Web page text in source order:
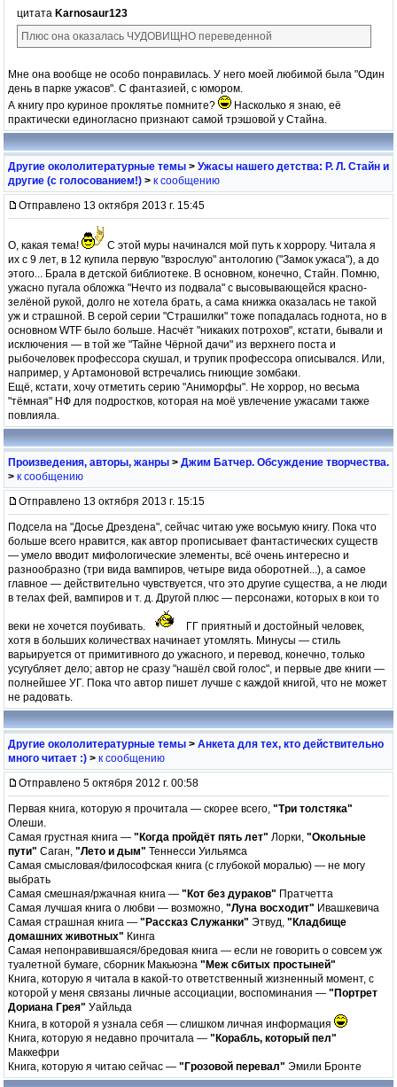
цитата Karnosaur123
Плюс она оказалась ЧУДОВИЩНО переведенной
Мне она вообще не особо понравилась. У него моей любимой была "Один
день в парке ужасов". С фантазией, с юмором.
А книгу про куриное проклятье помните?
Насколько я знаю, её
практически единогласно признают самой трэшовой у Стайна.
Другие окололитературные темы > Ужасы нашего детства: Р. Л. Стайн и
другие (с голосованием!) > к сообщению
Отправлено 13 октября 2013 г. 15:45
О, какая тема!
С этой муры начинался мой путь к хоррору. Читала я
их с 9 лет, в 12 купила первую "взрослую" антологию ("Замок ужаса"), а до
этого... Брала в детской библиотеке. В основном, конечно, Стайн. Помню,
ужасно пугала обложка "Нечто из подвала" с высовывающейся красно-
зелёной рукой, долго не хотела брать, а сама книжка оказалась не такой
уж и страшной. В серой серии "Страшилки" тоже попадалась годнота, но в
основном WTF было больше. Насчёт "никаких потрохов", кстати, бывали и
исключения — в той же "Тайне Чёрной дачи" из верхнего поста и
рыбочеловек профессора скушал, и трупик профессора описывался. Или,
например, у Артамоновой встречались гниющие зомбаки.
Ещё, кстати, хочу отметить серию "Аниморфы". Не хоррор, но весьма
"тёмная" НФ для подростков, которая на моё увлечение ужасами также
повлияла.
Произведения, авторы, жанры > Джим Батчер. Обсуждение творчества.
> к сообщению
Отправлено 13 октября 2013 г. 15:15
Подсела на "Досье Дрездена", сейчас читаю уже восьмую книгу. Пока что
больше всего нравится, как автор прописывает фантастических существ
— умело вводит мифологические элементы, всё очень интересно и
разнообразно (три вида вампиров, четыре вида оборотней...), а самое
главное — действительно чувствуется, что это другие существа, а не люди
в телах фей, вампиров и т. д. Другой плюс — персонажи, которых в кои то
веки не хочется поубивать.
ГГ приятный и достойный человек,
хотя в больших количествах начинает утомлять. Минусы — стиль
варьируется от примитивного до ужасного, и перевод, конечно, только
усугубляет дело; автор не сразу "нашёл свой голос", и первые две книги —
полнейшее УГ. Пока что автор пишет лучше с каждой книгой, что не может
не радовать.
Другие окололитературные темы > Анкета для тех, кто действительно
много читает :) > к сообщению
Отправлено 5 октября 2012 г. 00:58
Первая книга, которую я прочитала — скорее всего, "Три толстяка"
Олеши.
Самая грустная книга — "Когда пройдёт пять лет" Лорки, "Окольные
пути" Саган, "Лето и дым" Теннесси Уильямса
Самая смысловая/философская книга (с глубокой моралью) — не могу
выбрать
Самая смешная/ржачная книга — "Кот без дураков" Пратчетта
Самая лучшая книга о любви — возможно, "Луна восходит" Ивашкевича
Самая страшная книга — "Рассказ Служанки" Этвуд, "Кладбище
домашних животных" Кинга
Самая непонравившаяся/бредовая книга — если не говорить о совсем уж
туалетной бумаге, сборник Макьюэна "Меж сбитых простыней"
Книга, которую я читала в какой-то ответственный жизненный момент, с
которой у меня связаны личные ассоциации, воспоминания — "Портрет
Дориана Грея" Уайльда
Книга, в которой я узнала себя — слишком личная информация
Книга, которую я недавно прочитала — "Корабль, который пел"
Маккефри
Книга, которую я читаю сейчас — "Грозовой перевал" Эмили Бронте